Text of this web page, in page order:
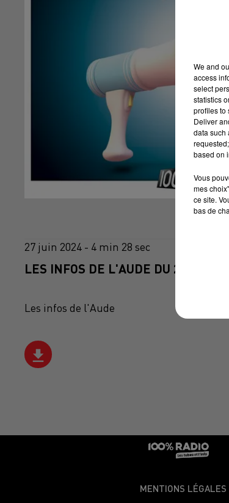
27 juin 2024 - 4 min 28 sec
LES INFOS DE L'AUDE DU 27/06/
Les infos de l'Aude
MENTIONS LÉGALES
We and
access
select
statistics
profiles to
Deliver
data such
based on
Vous
mes
ce site.
bas de